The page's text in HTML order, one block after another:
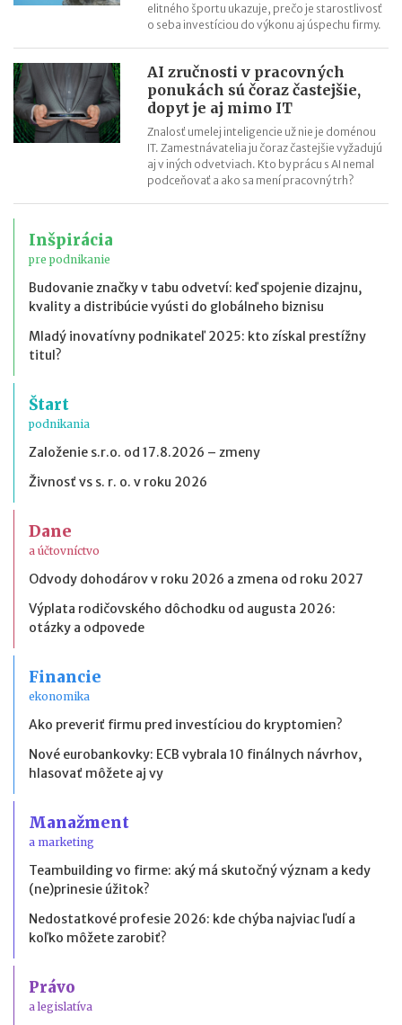
elitného športu ukazuje, prečo je starostlivosť
o seba investíciou do výkonu aj úspechu firmy.
AI zručnosti v pracovných
ponukách sú čoraz častejšie,
dopyt je aj mimo IT
Znalosť umelej inteligencie už nie je doménou
IT. Zamestnávatelia ju čoraz častejšie vyžadujú
aj v iných odvetviach. Kto by prácu s AI nemal
podceňovať a ako sa mení pracovný trh?
Inšpirácia
pre podnikanie
Budovanie značky v tabu odvetví: keď spojenie dizajnu,
kvality a distribúcie vyústi do globálneho biznisu
Mladý inovatívny podnikateľ 2025: kto získal prestížny
titul?
Štart
podnikania
Založenie s.r.o. od 17.8.2026 – zmeny
Živnosť vs s. r. o. v roku 2026
Dane
a účtovníctvo
Odvody dohodárov v roku 2026 a zmena od roku 2027
Výplata rodičovského dôchodku od augusta 2026:
otázky a odpovede
Financie
ekonomika
Ako preveriť firmu pred investíciou do kryptomien?
Nové eurobankovky: ECB vybrala 10 finálnych návrhov,
hlasovať môžete aj vy
Manažment
a marketing
Teambuilding vo firme: aký má skutočný význam a kedy
(ne)prinesie úžitok?
Nedostatkové profesie 2026: kde chýba najviac ľudí a
koľko môžete zarobiť?
Právo
a legislatíva